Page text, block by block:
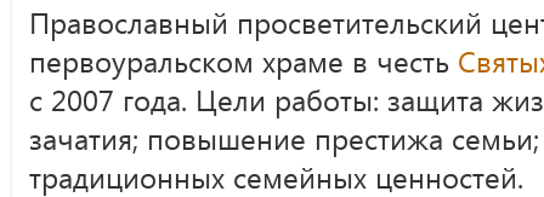
Православный просветительский
первоуральском храме в честь
с 2007 года. Цели работы: защита
зачатия; повышение престижа
традиционных семейных ценностей.